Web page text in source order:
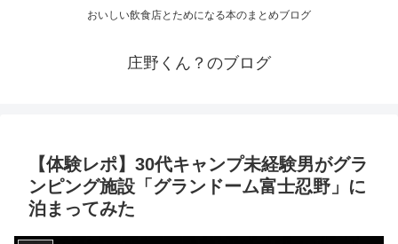
おいしい飲食店とためになる本のまとめブログ
庄野くん？のブログ
【体験レポ】30代キャンプ未経験男がグラ
ンピング施設「グランドーム富士忍野」に
泊まってみた